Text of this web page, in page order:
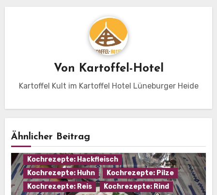
Von Kartoffel-Hotel
Kartoffel Kult im Kartoffel Hotel Lüneburger Heide
Ähnlicher Beitrag
Hausmannskost
Kartoffelgerichte
Kochrezepte: Hackfleisch
Kochrezepte: Huhn
Kochrezepte: Pilze
Kochrezepte: Reis
Kochrezepte: Rind